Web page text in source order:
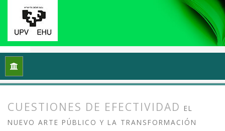
Inicio
CUESTIONES DE EFECTIVIDAD EL
NUEVO ARTE PÚBLICO Y LA TRANSFORMACIÓN